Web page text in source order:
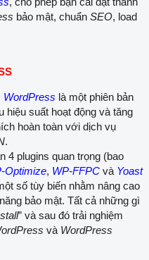
bảo mật, chuẩn SEO, load
WordPress là một phiên bản
hiệu suất hoạt động và tăng
hoàn toàn với dịch vụ
.
4 plugins quan trọng (bao
Optimize, WP-FFPC và Yoast
số tùy biến nhằm nâng cao
bảo mật. Tất cả những gì
” và sau đó trải nghiệm
và WordPress